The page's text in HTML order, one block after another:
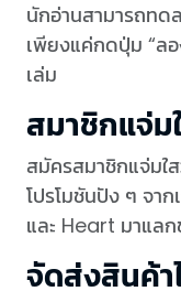
นักอ่านสามารถท
เพียงแค่กดปุ่ม “ล
เล่ม
สมาชิกแจ่ม
สมัครสมาชิกแจ่มใ
โปรโมชันปัง ๆ จา
และ Heart มาแล
จัดส่งสินค้า